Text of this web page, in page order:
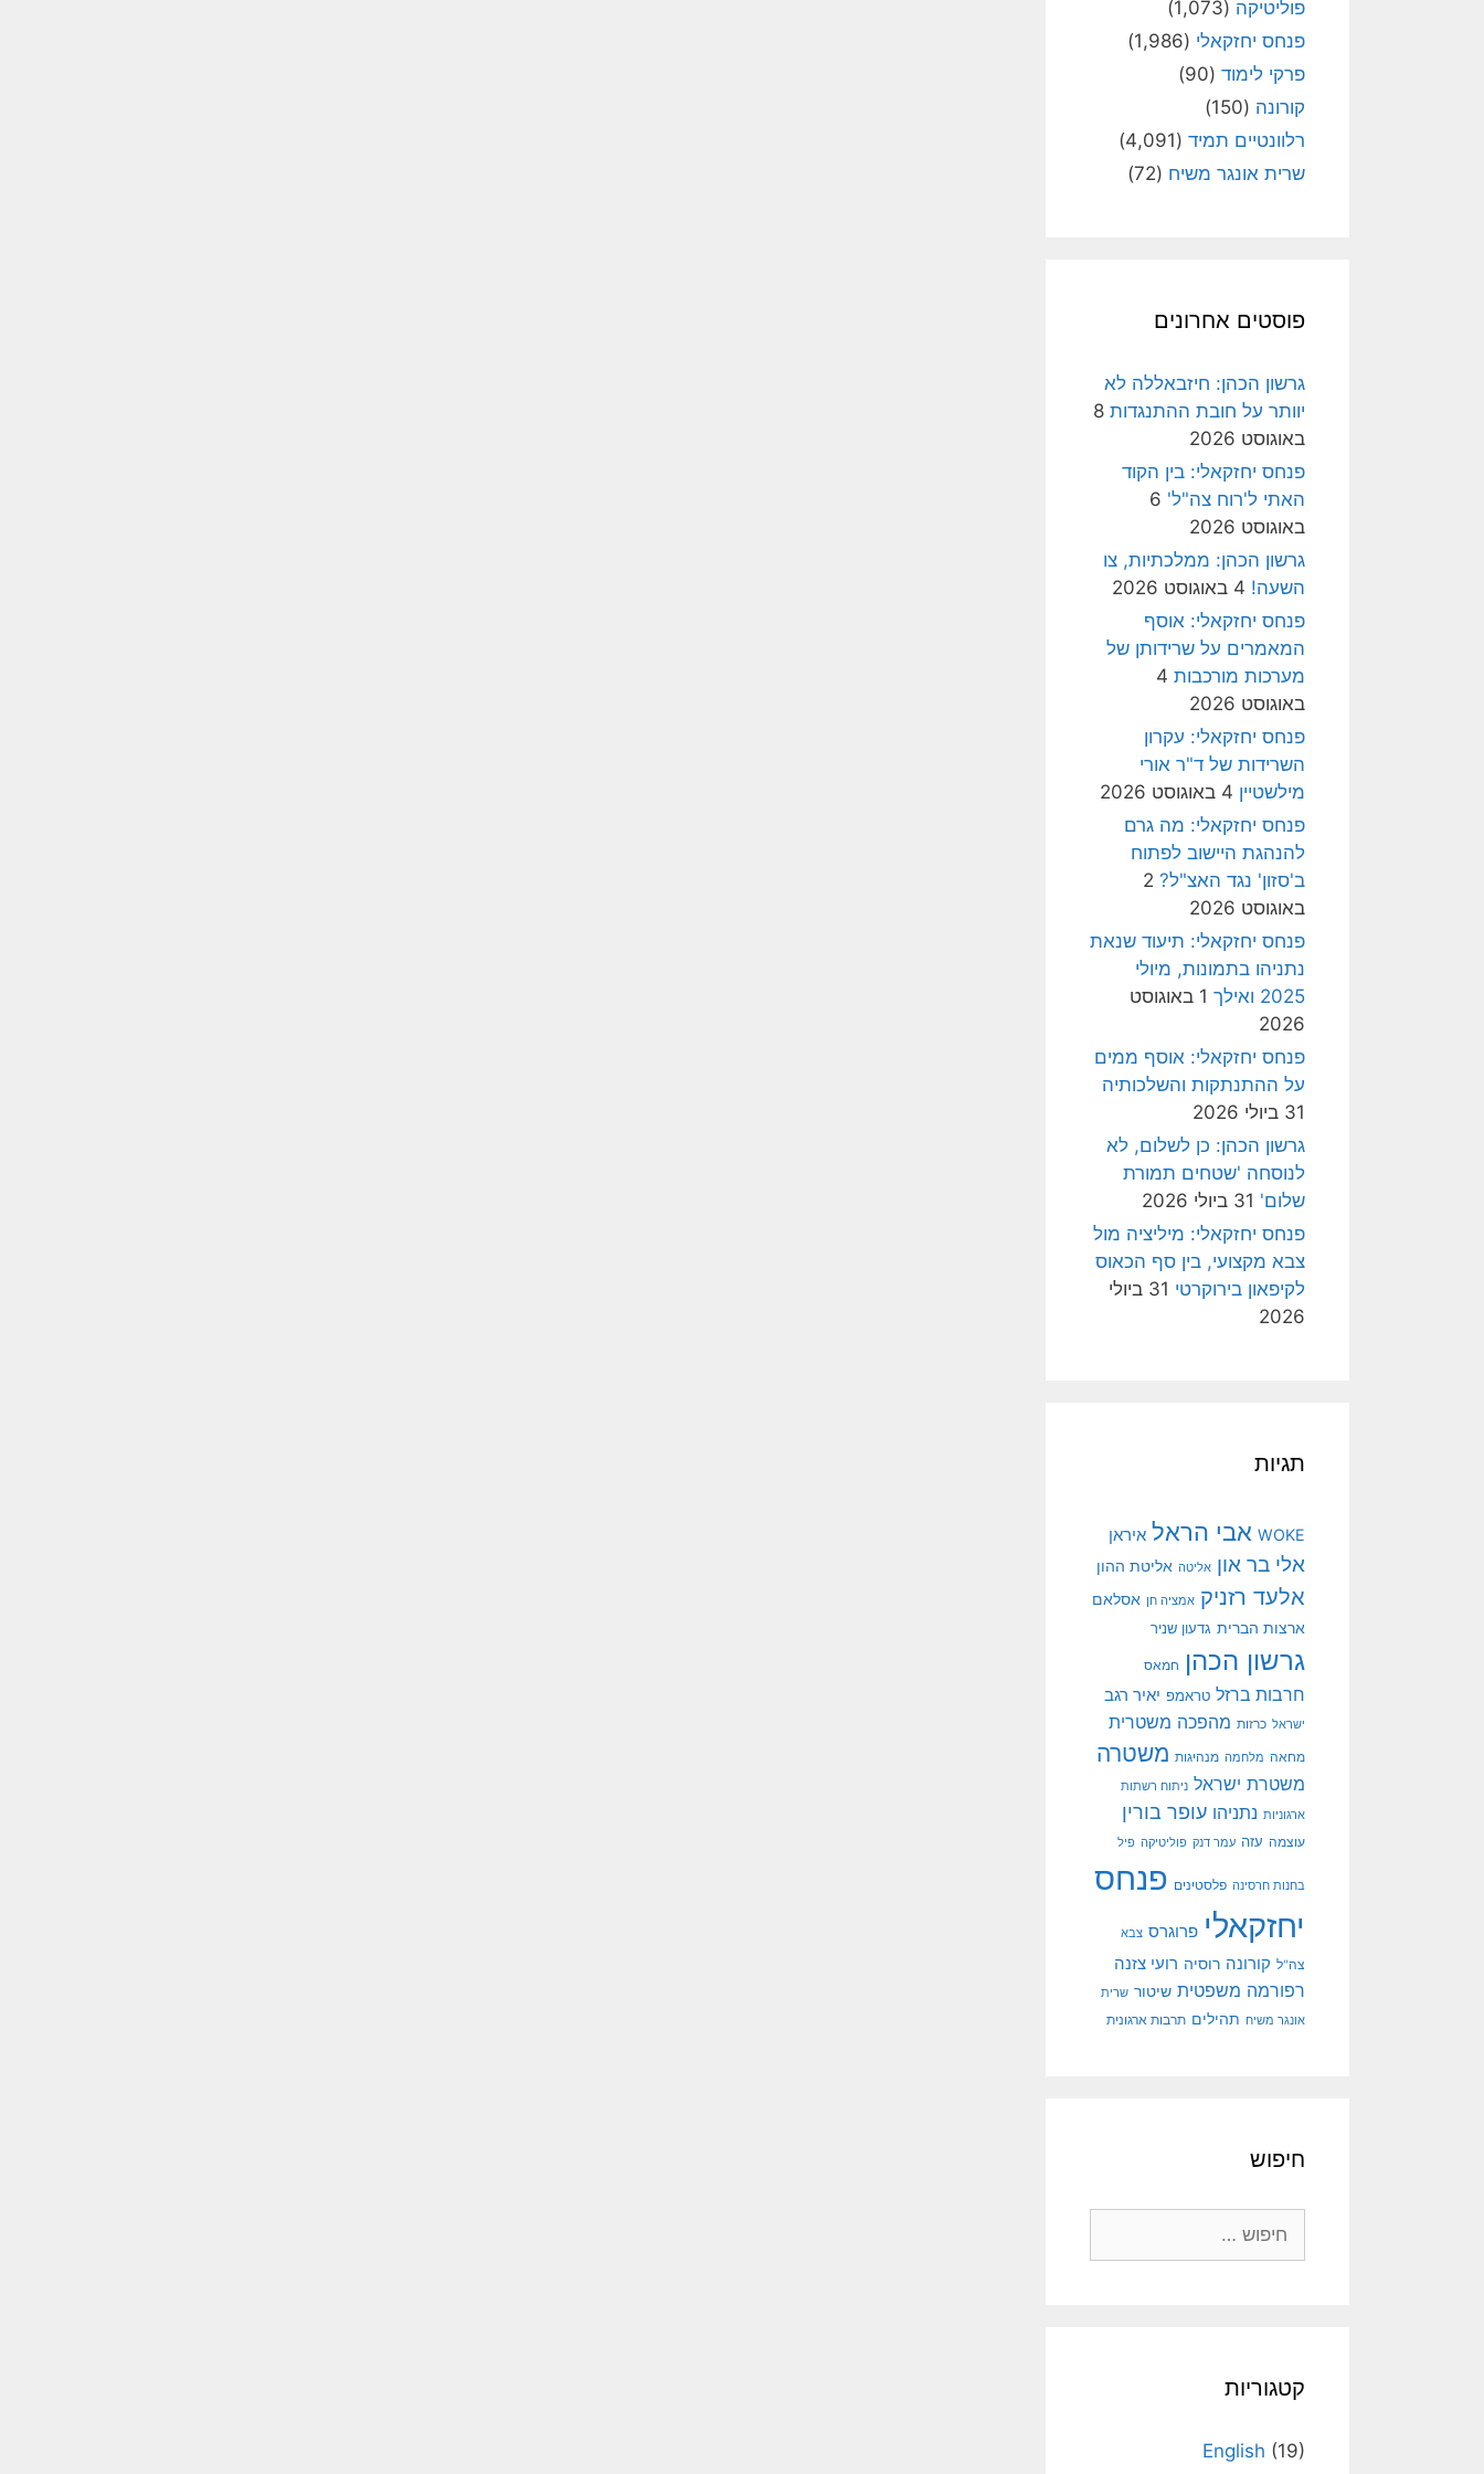
פוליטיקה (1,073)
פנחס יחזקאלי (1,986)
פרקי לימוד (90)
קורונה (150)
רלוונטיים תמיד (4,091)
שרית אונגר משיח (72)
פוסטים אחרונים
גרשון הכהן: חיזבאללה לא
יוותר על חובת ההתנגדות 8
באוגוסט 2026
פנחס יחזקאלי: בין הקוד
האתי ל'רוח צה"ל' 6
באוגוסט 2026
גרשון הכהן: ממלכתיות, צו
השעה! 4 באוגוסט 2026
פנחס יחזקאלי: אוסף
המאמרים על שרידותן של
מערכות מורכבות 4
באוגוסט 2026
פנחס יחזקאלי: עקרון
השרידות של ד"ר אורי
מילשטיין 4 באוגוסט 2026
פנחס יחזקאלי: מה גרם
להנהגת היישוב לפתוח
ב'סזון' נגד האצ"ל? 2
באוגוסט 2026
פנחס יחזקאלי: תיעוד שנאת
נתניהו בתמונות, מיולי
2025 ואילך
1 באוגוסט
2026
פנחס יחזקאלי: אוסף ממים
על ההתנתקות והשלכותיה
31 ביולי 2026
גרשון הכהן: כן לשלום, לא
לנוסחה 'שטחים תמורת
שלום' 31 ביולי 2026
פנחס יחזקאלי: מיליציה מול
צבא מקצועי, בין סף הכאוס
לקיפאון בירוקרטי
31 ביולי
2026
תגיות
WOKE אבי הראל איראן
אלי בר און אליטה אליטת ההון
אלעד רזניק אמציה חן אסלאם
ארצות הברית גדעון שניר
גרשון הכהן חמאס
חרבות ברזל טראמפ יאיר רגב
ישראל כרזות מהפכה משטרית
מחאה מלחמה מנהיגות משטרה
משטרת ישראל ניתוח רשתות
ארגוניות נתניהו עופר בורין
עוצמה עזה עמר דנק פוליטיקה פיל
בחנות חרסינה פלסטינים פנחס
יחזקאלי פרוגרס צבא
צה"ל קורונה רוסיה רועי צזנה
רפורמה משפטית שיטור שרית
אונגר משיח תהילים תרבות ארגונית
חיפוש
קטגוריות
English (19)